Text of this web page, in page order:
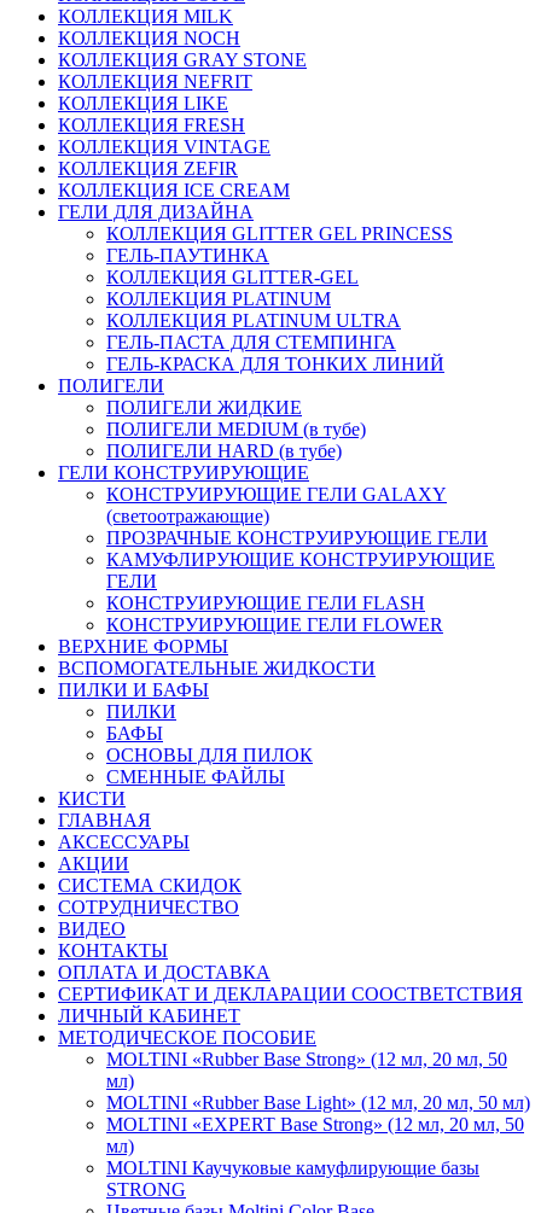
КОЛЛЕКЦИЯ MILK
КОЛЛЕКЦИЯ NOCH
КОЛЛЕКЦИЯ GRAY STONE
КОЛЛЕКЦИЯ NEFRIT
КОЛЛЕКЦИЯ LIKE
КОЛЛЕКЦИЯ FRESH
КОЛЛЕКЦИЯ VINTAGE
КОЛЛЕКЦИЯ ZEFIR
КОЛЛЕКЦИЯ ICE CREAM
ГЕЛИ ДЛЯ ДИЗАЙНА
КОЛЛЕКЦИЯ GLITTER GEL PRINCESS
ГЕЛЬ-ПАУТИНКА
КОЛЛЕКЦИЯ GLITTER-GEL
КОЛЛЕКЦИЯ PLATINUM
КОЛЛЕКЦИЯ PLATINUM ULTRA
ГЕЛЬ-ПАСТА ДЛЯ СТЕМПИНГА
ГЕЛЬ-КРАСКА ДЛЯ ТОНКИХ ЛИНИЙ
ПОЛИГЕЛИ
ПОЛИГЕЛИ ЖИДКИЕ
ПОЛИГЕЛИ MEDIUM (в тубе)
ПОЛИГЕЛИ HARD (в тубе)
ГЕЛИ КОНСТРУИРУЮЩИЕ
КОНСТРУИРУЮЩИЕ ГЕЛИ GALAXY
(светоотражающие)
ПРОЗРАЧНЫЕ КОНСТРУИРУЮЩИЕ ГЕЛИ
КАМУФЛИРУЮЩИЕ КОНСТРУИРУЮЩИЕ
ГЕЛИ
КОНСТРУИРУЮЩИЕ ГЕЛИ FLASH
КОНСТРУИРУЮЩИЕ ГЕЛИ FLOWER
ВЕРХНИЕ ФОРМЫ
ВСПОМОГАТЕЛЬНЫЕ ЖИДКОСТИ
ПИЛКИ И БАФЫ
ПИЛКИ
БАФЫ
ОСНОВЫ ДЛЯ ПИЛОК
СМЕННЫЕ ФАЙЛЫ
КИСТИ
ГЛАВНАЯ
АКСЕССУАРЫ
АКЦИИ
СИСТЕМА СКИДОК
СОТРУДНИЧЕСТВО
ВИДЕО
КОНТАКТЫ
ОПЛАТА И ДОСТАВКА
СЕРТИФИКАТ И ДЕКЛАРАЦИИ СООСТВЕТСТВИЯ
ЛИЧНЫЙ КАБИНЕТ
МЕТОДИЧЕСКОЕ ПОСОБИЕ
MOLTINI «Rubber Base Strong» (12 мл, 20 мл, 50
мл)
MOLTINI «Rubber Base Light» (12 мл, 20 мл, 50 мл)
MOLTINI «EXPERT Base Strong» (12 мл, 20 мл, 50
мл)
MOLTINI Каучуковые камуфлирующие базы
STRONG